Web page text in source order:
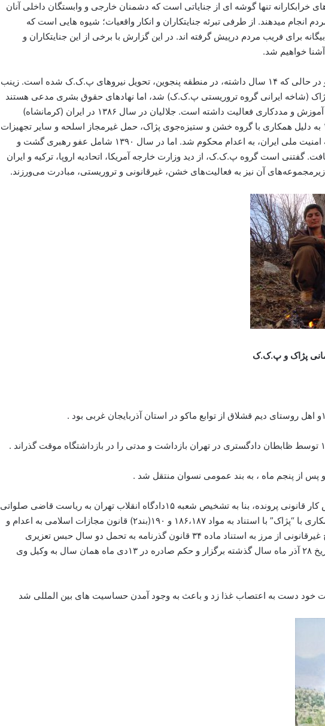
خرابکارانه تنها گوشه ای از جنایاتی است که دشمنان خارجی و وابستگان داخلی آنان
میدهند. از طرفی تبرئه جنایتکاران و انکار واقعیات؛ شیوه هایی است که
برای فریب مردم درپیش گرفته اند. در این گزارش با برخی از این جنایتکاران و
خواهیم شد.
زینب جلالیان در سال ۱۳۷۵ و در حالی که ۱۴ سال داشته، در منطقه پنجوین، تحویل نیروهای پ.ک.ک شده است. زینب
در سال ۱۳۸۳ عضو پژاک (شاخه ایرانی گروه تروریستی پ.ک.ک) شد، اما نهادهای حقوق بشری مدعی هستند
وی به عنوان فعال اجتماعی، آموزش و مددکاری فعالیت داشته است. جلالیان در سال ۱۳۸۶ در ایران (کرمانشاه)
بازداشت شد و در سال ۱۳۸۷ به دلیل همکاری با گروه خشن و ستیزه‌جوی پژاک، حمل غیرمجاز اسلحه و سایر تجهیزات
نظامی و اقدام مسلحانه علیه امنیت ملی ایران، به اعدام محکوم شد. اما در سال ۱۳۹۰ شامل عفو رهبری گشت و
گفتنی است گروه پ.ک.ک، از دید وزارت خارجه آمریکا، اتحادیه اروپا، ترکیه و ایران
آن نیز به فعالیت‌های خشن، غیرقانونی و تروریستی، مبادرت می‌ورزند.
پژاک و پ.ک.ک
این محکوم پس از طی گردش کار قانونی پرونده، بنا به تشخیص شعبه ۱۵دادگاه انقلاب تهران به ریاست قاضی صلواتی
، به اتهام محاربه از طریق همکاری با “پژاک” با استناد به مواد ۱۸۶،۱۸۷ و ۱۹۰(بند۲) قانون مجازات اسلامی به اعدام و
در موردی دیگر به اتهام خروج غیرقانونی از مرز به استناد ماده ۳۴ قانون گذرنامه به تحمل دو سال حبس تعزیری
محکوم شد . این دادگاه در تاریخ ۲۸ آذر ماه سال گذشته برگزار و حکم صادره در ۱۳دی ماه همان سال به وکیل وی
خود دست به اعتصاب غذا زد و باعث به وجود آمدن حساسیت های بین المللی شد